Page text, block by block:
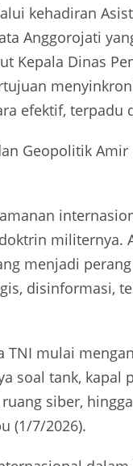
kehadiran
Anggorojati
Kepala Dinas
efektif, terpadu
Geopolitik
militernya.
menjadi
disinformasi,
mulai
soal tank, kapal
siber,
(1/7/2026).